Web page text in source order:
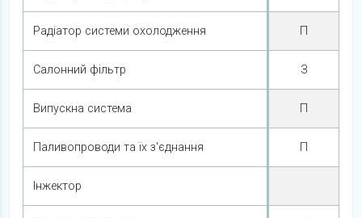
Радіатор системи охолодження П
Салонний фільтр З
Випускна система П
Паливопроводи та їх з'єднання П
Інжектор